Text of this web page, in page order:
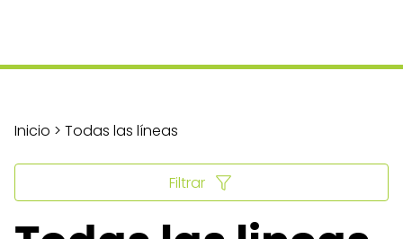
Inicio > Todas las líneas
Filtrar